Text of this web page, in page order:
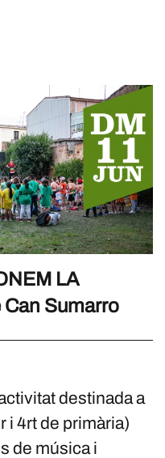
LA
Sumarro
destinada a
i 4rt de primària)
de música i